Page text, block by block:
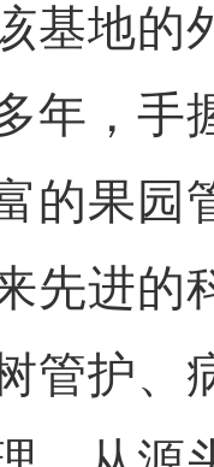
地的
年，手
的果园
先进的
管护、